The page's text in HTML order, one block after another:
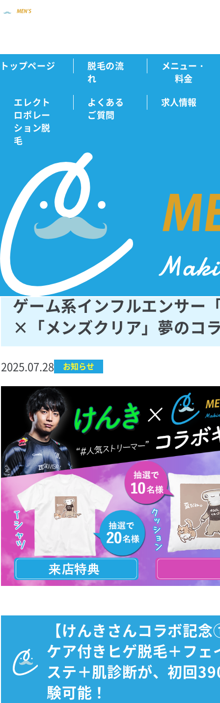
トップページ
脱毛の流
れ
メニュー・
料金
エレクト
ロポレー
ション脱
毛
よくある
ご質問
求人情報
Home 新着情報 総フォロワー数100万人超を誇...
総フォロワー数100万人超
ゲーム系インフルエンサー
×「メンズクリア」夢のコ
2025.07.28 お知らせ
【けんきさんコラボ記
ケア付きヒゲ脱毛＋フェ
ステ＋肌診断が、初回
験可能！